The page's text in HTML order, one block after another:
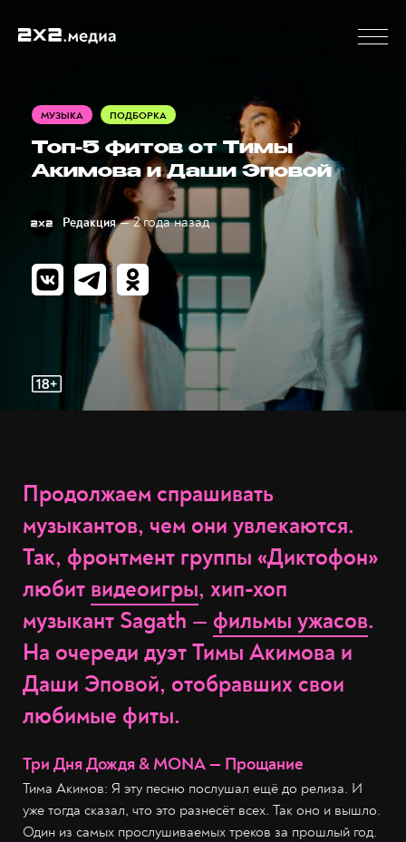
МУЗЫКА ПОДБОРКА
Топ-5 фитов от Тимы
Акимова и Даши Эповой
Редакция — 2 года назад
Продолжаем спрашивать
музыкантов, чем они увлекаются.
Так, фронтмент группы «Диктофон»
любит видеоигры, хип-хоп
музыкант Sagath — фильмы ужасов.
На очереди дуэт Тимы Акимова и
Даши Эповой, отобравших свои
любимые фиты.
Три Дня Дождя & MONA — Прощание
Тима Акимов: Я эту песню послушал ещё до релиза. И
уже тогда сказал, что это разнесёт всех. Так оно и вышло.
Один из самых прослушиваемых треков за прошлый год.